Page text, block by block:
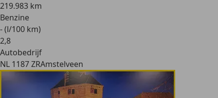
219.983 km
Benzine
- (l/100 km)
2,8
Autobedrijf
NL 1187 ZRAmstelveen